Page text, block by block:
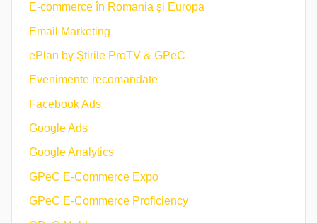
E-commerce în Romania și Europa
Email Marketing
ePlan by Știrile ProTV & GPeC
Evenimente recomandate
Facebook Ads
Google Ads
Google Analytics
GPeC E-Commerce Expo
GPeC E-Commerce Proficiency